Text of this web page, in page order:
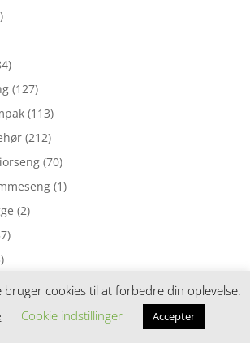
(127)
(113)
(212)
(70)
(1)
(2)
(3)
bruger cookies til at forbedre din oplevelse.
Cookie indstillinger Accepter